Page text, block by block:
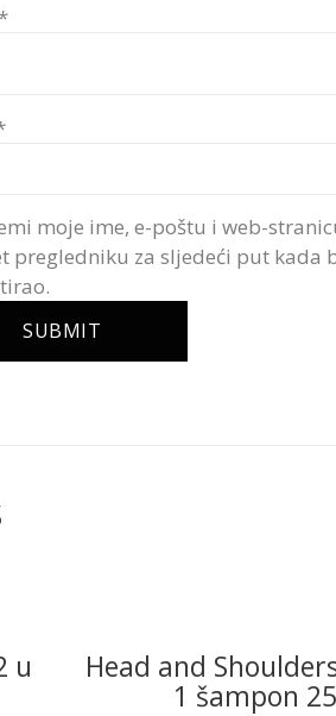
*
moje ime, e-poštu i web-
pregledniku za sljedeći put kada
u READ
Head and
1 šampon